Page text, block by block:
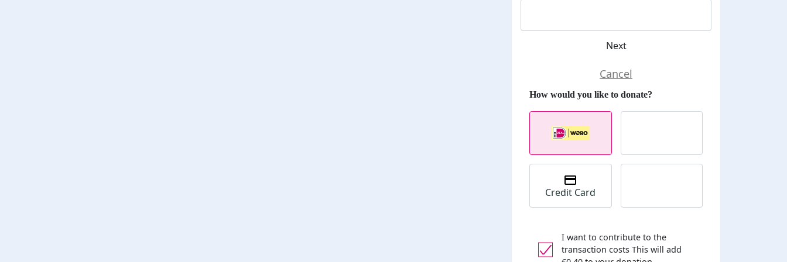
Next
Credit Card
I want to contribute to the
transaction costs This will add